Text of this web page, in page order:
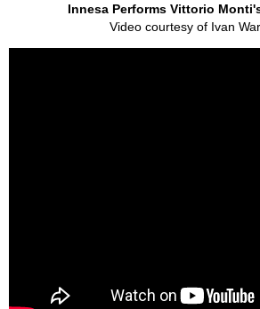
Innesa Performs Vittorio
Video courtesy of Ivan